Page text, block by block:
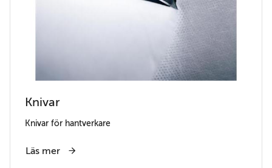
Knivar
Knivar för hantverkare
Läs mer